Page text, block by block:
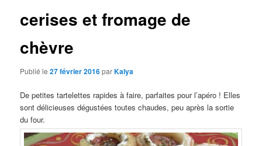
cerises et fromage de
chèvre
Publié le27 février 2016parKalya
De petites tartelettes rapides à faire, parfaites pour l’apéro ! Elles
sont délicieuses dégustées toutes chaudes, peu après la sortie
du four.